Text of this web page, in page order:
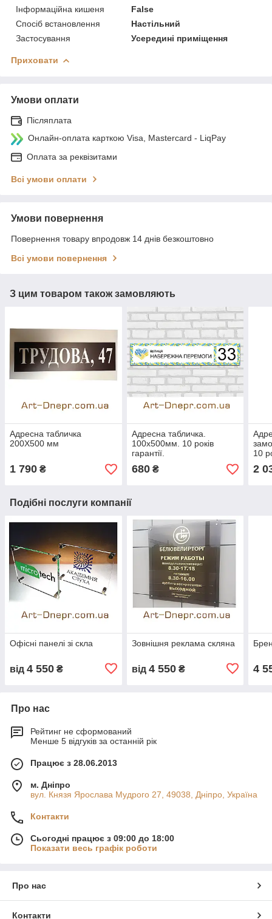
Інформаційна кишеня
False
Спосіб встановлення
Настільний
Застосування
Усередині приміщення
Приховати
Умови оплати
Післяплата
Онлайн-оплата карткою Visa, Mastercard - LiqPay
Оплата за реквізитами
Всі умови оплати
Умови повернення
Повернення товару впродовж 14 днів безкоштовно
Всі умови повернення
З цим товаром також замовляють
Адресна табличка
200Х500 мм
1 790 ₴
Адресна табличка.
100х500мм. 10 років
гарантії.
680₴
10
2
Подібні послуги компанії
Офісні панелі зі скла
від 4 550 ₴
Зовнішня реклама скляна
від 4 550₴ 4
Про нас
Рейтинг не сформований
Менше 5 відгуків за останній рік
Працює з 28.06.2013
м. Дніпро
вул. Князя Ярослава Мудрого 27, 49038, Дніпро, Україна
Контакти
Сьогодні працює з 09:00 до 18:00
Показати весь графік роботи
Про нас
Контакти